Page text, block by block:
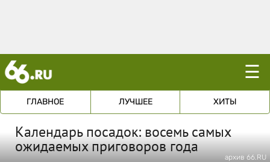
☰
ГЛАВНОЕ ЛУЧШЕЕ ХИТЫ
Календарь посадок: восемь самых
ожидаемых приговоров года
архив 66.RU